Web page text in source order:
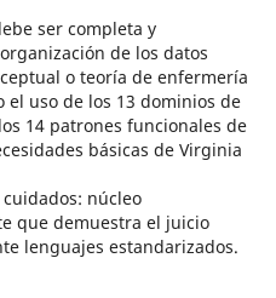
ser completa y
de los datos
o teoría de enfermería
uso de los 13 dominios de
14 patrones funcionales de
básicas de Virginia
núcleo
que demuestra el juicio
lenguajes estandarizados.